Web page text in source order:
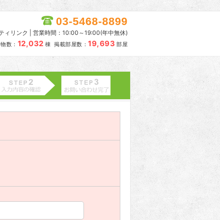
03-5468-8899
ィリンク | 営業時間：10:00～19:00(年中無休)
数： 12,032 棟 掲載部屋数： 19,693 部屋